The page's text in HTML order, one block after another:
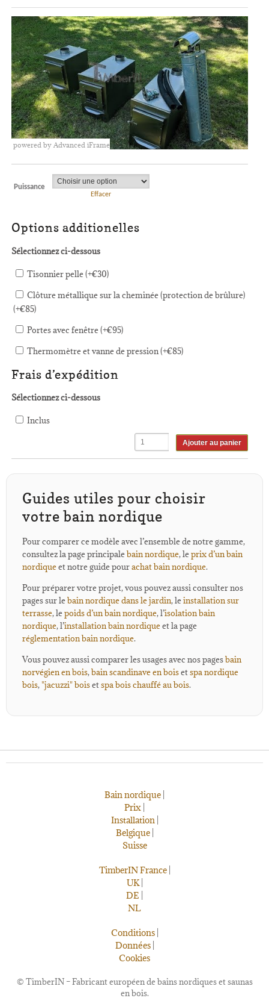
powered by Advanced iFrame
Puissance
Effacer
Options additionelles
Sélectionnez ci-dessous
Tisonnier pelle (+€30)
Clôture métallique sur la cheminée (protection de brûlure)
(+€85)
Portes avec fenêtre (+€95)
Thermomètre et vanne de pression (+€85)
Frais d’expédition
Sélectionnez ci-dessous
Inclus
Ajouter au panier
Guides utiles pour choisir
votre bain nordique
Pour comparer ce modèle avec l’ensemble de notre gamme,
consultez la page principalebain nordique, leprix d’un bain
nordiqueet notre guide pourachat bain nordique.
Pour préparer votre projet, vous pouvez aussi consulter nos
pages sur lebain nordique dans le jardin, leinstallation sur
terrasse, lepoids d’un bain nordique, l’isolation bain
nordique, l’installation bain nordiqueet la page
réglementation bain nordique.
Vous pouvez aussi comparer les usages avec nos pagesbain
norvégien en bois,bain scandinave en boisetspa nordique
bois, "jacuzzi" boisetspa bois chauffé au bois.
Bain nordique
Prix
Installation|
Belgique|
Suisse
TimberIN France|
UK|
DE
NL
Conditions|
Données|
Cookies
© TimberIN – Fabricant européen de bains nordiques et saunas
en bois.